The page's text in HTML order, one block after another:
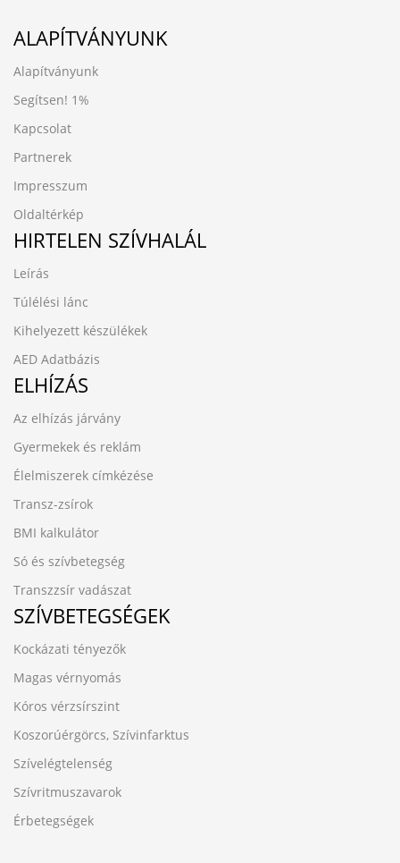
ALAPÍTVÁNYUNK
Alapítványunk
Segítsen! 1%
Kapcsolat
Partnerek
Impresszum
Oldaltérkép
HIRTELEN SZÍVHALÁL
Leírás
Túlélési lánc
Kihelyezett készülékek
AED Adatbázis
ELHÍZÁS
Az elhízás járvány
Gyermekek és reklám
Élelmiszerek címkézése
Transz-zsírok
BMI kalkulátor
Só és szívbetegség
Transzzsír vadászat
SZÍVBETEGSÉGEK
Kockázati tényezők
Magas vérnyomás
Kóros vérzsírszint
Koszorúérgörcs, Szívinfarktus
Szívelégtelenség
Szívritmuszavarok
Érbetegségek